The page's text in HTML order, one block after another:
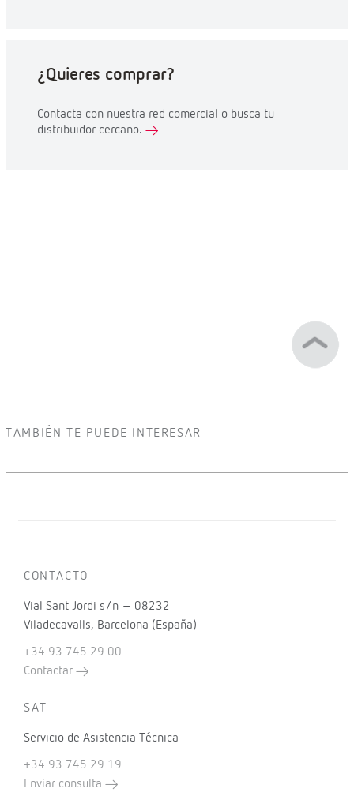
¿Quieres comprar?
Contacta con nuestra red comercial o busca tu
distribuidor cercano.
TAMBIÉN TE PUEDE INTERESAR
CONTACTO
Vial Sant Jordi s/n – 08232
Viladecavalls, Barcelona (España)
+34 93 745 29 00
Contactar
SAT
Servicio de Asistencia Técnica
+34 93 745 29 19
Enviar consulta